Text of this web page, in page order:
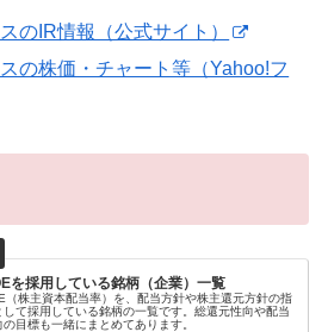
のIR情報（公式サイト）
の株価・チャート等（Yahoo!フ
を採用している銘柄（企業）一覧
（株主資本配当率）を、配当方針や株主還元方針の指
して採用している銘柄の一覧です。総還元性向や配当
の目標も一緒にまとめてあります。